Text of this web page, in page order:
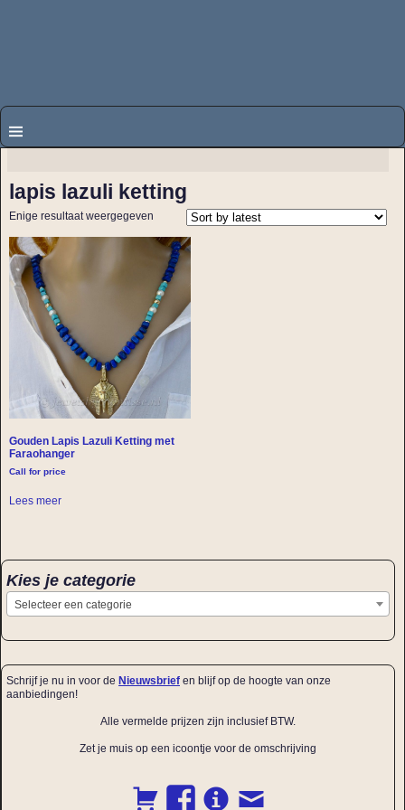
lapis lazuli ketting
Enige resultaat weergegeven
Gouden Lapis Lazuli Ketting met
Faraohanger
Call for price
Lees meer
Kies je categorie
Selecteer een categorie
Schrijf je nu in voor de Nieuwsbrief en blijf op de hoogte van onze
aanbiedingen!
Alle vermelde prijzen zijn inclusief BTW.
Zet je muis op een icoontje voor de omschrijving